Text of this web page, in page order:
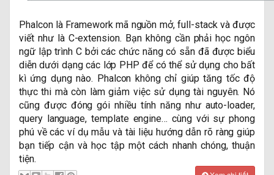
Phalcon là Framework mã nguồn mở, full-stack và được
viết như là C-extension. Bạn không cần phải học ngôn
ngữ lập trình C bởi các chức năng có sẵn đã được biểu
diễn dưới dạng các lớp PHP để có thể sử dụng cho bất
kì ứng dụng nào. Phalcon không chỉ giúp tăng tốc độ
thực thi mà còn làm giảm việc sử dụng tài nguyên. Nó
cũng được đóng gói nhiều tính năng như auto-loader,
query language, template engine… cùng với sự phong
phú về các ví dụ mẫu và tài liệu hướng dẫn rõ ràng giúp
bạn tiếp cận và học tập một cách nhanh chóng, thuận
tiện.